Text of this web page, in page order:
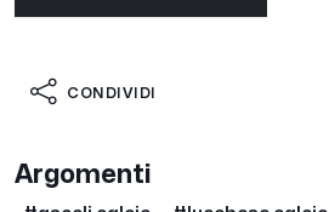
CONDIVIDI
Argomenti